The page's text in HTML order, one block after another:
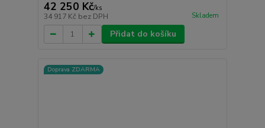
42 250 Kč/ks
34 917 Kč bez DPH Skladem
Přidat do košíku
Doprava ZDARMA